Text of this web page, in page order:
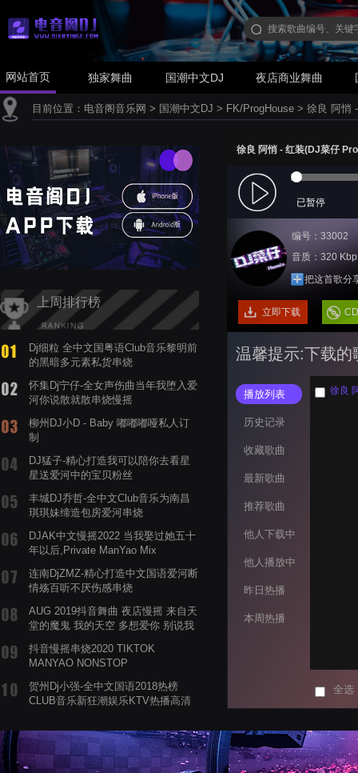
网站首页 独家舞曲 国潮中文DJ 夜店商业舞曲
目前位置： 电音阁音乐网 > 国潮中文DJ > FK/ProgHouse > 徐良 阿悄
上周排行榜
Dj细粒 全中文国粤语Club音乐黎明前
的黑暗多元素私货串烧
怀集Dj宁仔-全女声伤曲当年我堕入爱
河你说散就散串烧慢摇
柳州DJ小D - Baby 嘟嘟嘟哑私人订
制
DJ猛子-精心打造我可以陪你去看星
星送爱河中的宝贝粉丝
丰城DJ乔哲-全中文Club音乐为南昌
琪琪妹缔造包房爱河串烧
DJAK中文慢摇2022 当我娶过她五十
年以后,Private ManYao Mix
连南DjZMZ-精心打造中文国语爱河断
情殇百听不厌伤感串烧
AUG 2019抖音舞曲 夜店慢摇 来自天
堂的魔鬼 我的天空 多想爱你 别说我
抖音慢摇串烧2020 TIKTOK
MANYAO NONSTOP
蝉爸爸妈妈爱存在夏天的风是想你的
声音啊
贺州Dj小强-全中文国语2018热榜
CLUB音乐新狂潮娱乐KTV热播高清
徐良 阿悄 - 红装(DJ菜仔
已暂停
编号：33002
音质：320
把这首歌分
立即下载
温馨提示:下载的
播放列表
历史记录
收藏歌曲
最新歌曲
推荐歌曲
他人下载中
他人播放中
昨日热播
本周热播
徐良
全选